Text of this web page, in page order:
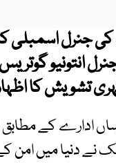
کی جنرل
انتونیو
تشویش کا
نے دنیا میں امن